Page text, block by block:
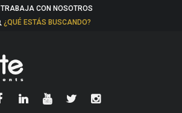
TRABAJA CON NOSOTROS
¿QUÉ ESTÁS BUSCANDO?